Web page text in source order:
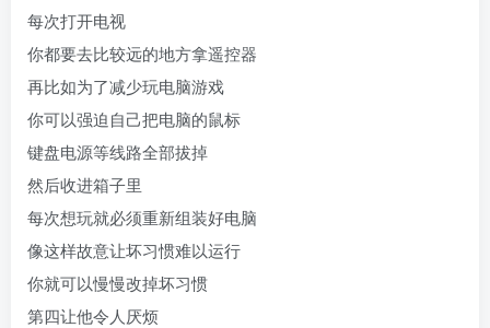
每次打开电视
你都要去比较远的地方拿遥控器
再比如为了减少玩电脑游戏
你可以强迫自己把电脑的鼠标
键盘电源等线路全部拔掉
然后收进箱子里
每次想玩就必须重新组装好电脑
像这样故意让坏习惯难以运行
你就可以慢慢改掉坏习惯
第四让他令人厌烦